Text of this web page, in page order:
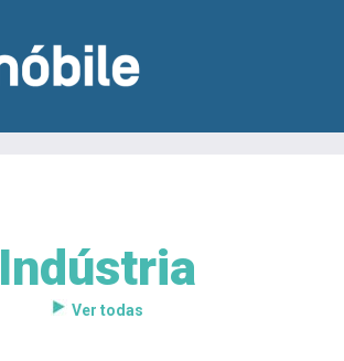
MARCENARIA
DESIGN & DECORAÇÃO
NOTÍCIAS
Indústria
Ver todas